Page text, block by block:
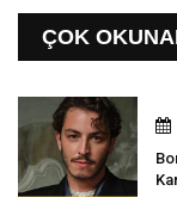
ÇOK